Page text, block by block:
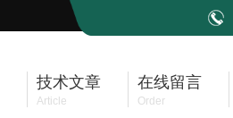
技术文章
Article
在线留言
Order